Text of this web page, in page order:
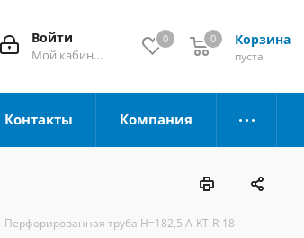
0 Корзина
пуста
0
Войти
Мой кабинет
Контакты Компания
Перфорированная труба Н=182,5 A-KT-R-18